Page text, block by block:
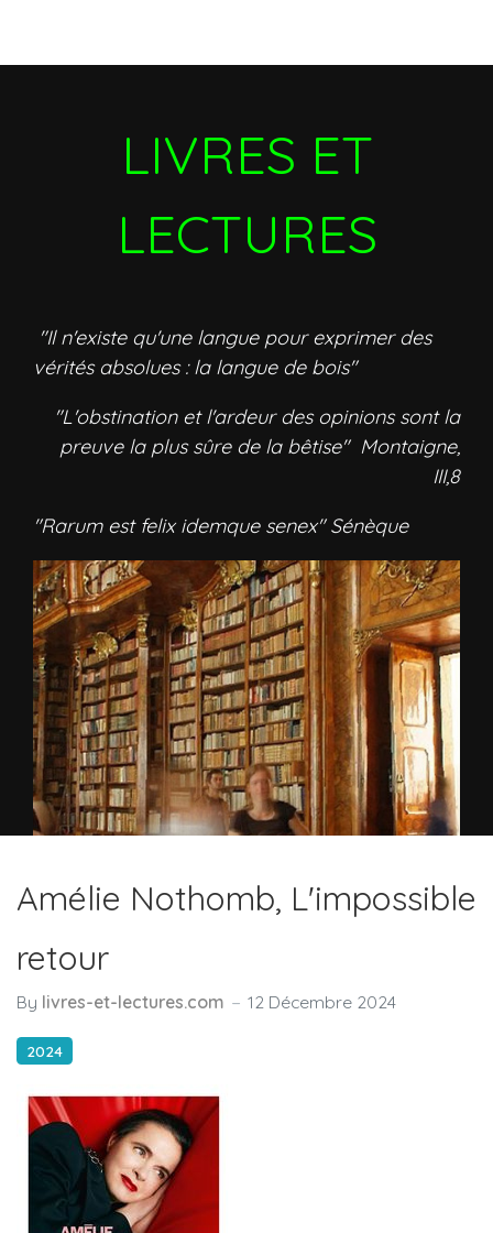
LIVRES ET
LECTURES
"Il n'existe qu'une langue pour exprimer des
vérités absolues : la langue de bois"
"L'obstination et l'ardeur des opinions sont la
preuve la plus sûre de la bêtise" Montaigne,
III,8
"Rarum est felix idemque senex" Sénèque
Amélie Nothomb, L'impossible
retour
By livres-et-lectures.com 12 Décembre 2024
2024